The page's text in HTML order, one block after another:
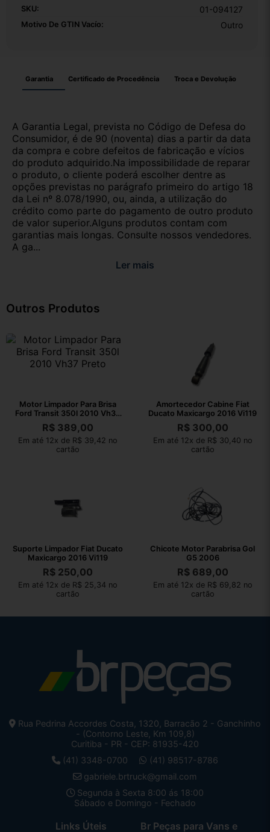
SKU: 01-094127
Motivo De GTIN Vacío: Outro
Garantia Certificado de Procedência Troca e Devolução
A Garantia Legal, prevista no Código de Defesa do
Consumidor, é de 90 (noventa) dias a partir da data
da compra e cobre defeitos de fabricação e vícios
do produto adquirido.Na impossibilidade de reparar
o produto, o cliente poderá escolher dentre as
opções previstas no parágrafo primeiro do artigo 18
da Lei nº 8.078/1990, ou, ainda, a utilização do
crédito como parte do pagamento de outro produto
de valor superior.Alguns produtos contam com
garantias mais longas. Consulte nossos vendedores.
A ga...
Ler mais
Outros Produtos
Motor Limpador Para Brisa
Ford Transit 350l 2010 Vh37
Preto
R$389,00
Em até 12x de R$ 39,42 no
cartão
Amortecedor Cabine Fiat
Ducato Maxicargo 2016 Vi119
R$300,00
Em até 12x de R$ 30,40 no
cartão
Suporte Limpador Fiat Ducato
Maxicargo 2016 Vi119
R$250,00
Em até 12x de R$ 25,34 no
cartão
Chicote Motor Parabrisa Gol
G5 2006
R$689,00
Em até 12x de R$ 69,82 no
cartão
Rua Pedrina Accordes Costa, 1320, Barracão 2 - Ganchinho
- (Contorno Leste, Km 109,8)
Curitiba - PR - CEP: 81935-420
(41) 3348-0700
(41) 98517-8786
gabriele.brtruck@gmail.com
Segunda à Sexta 8:00 ás 18:00
Sábado e Domingo - Fechado
Links Úteis Br Peças para Vans e